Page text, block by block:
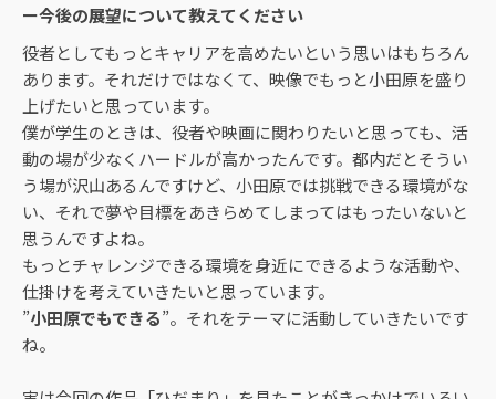
ー今後の展望について教えてください
役者としてもっとキャリアを高めたいという思いはもちろん
あります。それだけではなくて、映像でもっと小田原を盛り
上げたいと思っています。
僕が学生のときは、役者や映画に関わりたいと思っても、活
動の場が少なくハードルが高かったんです。都内だとそうい
う場が沢山あるんですけど、小田原では挑戦できる環境がな
い、それで夢や目標をあきらめてしまってはもったいないと
思うんですよね。
もっとチャレンジできる環境を身近にできるような活動や、
仕掛けを考えていきたいと思っています。
”小田原でもできる”。それをテーマに活動していきたいです
ね。